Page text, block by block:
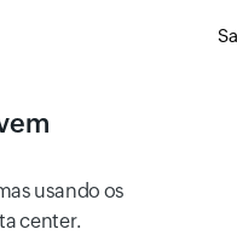
usando os
center.